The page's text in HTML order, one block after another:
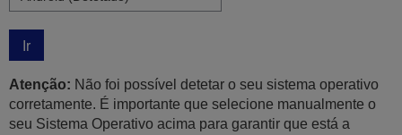
Ir
Atenção: Não foi possível detetar o seu sistema operativo
corretamente. É importante que selecione manualmente o
seu Sistema Operativo acima para garantir que está a